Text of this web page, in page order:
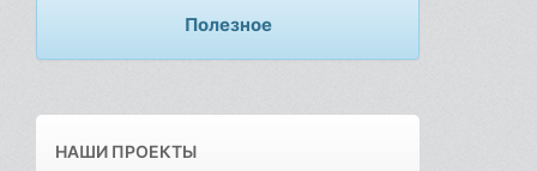
Полезное
НАШИ ПРОЕКТЫ